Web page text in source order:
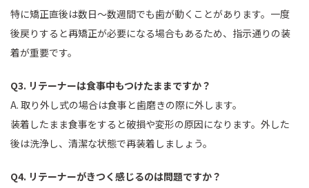
特に矯正直後は数日〜数週間でも歯が動くことがあります。一度
後戻りすると再矯正が必要になる場合もあるため、指示通りの装
着が重要です。
Q3. リテーナーは食事中もつけたままですか？
A. 取り外し式の場合は食事と歯磨きの際に外します。
装着したまま食事をすると破損や変形の原因になります。外した
後は洗浄し、清潔な状態で再装着しましょう。
Q4. リテーナーがきつく感じるのは問題ですか？